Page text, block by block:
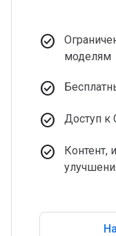
check_circle
моделям
check_circle
check_circle Доступ к
check_circle
Контент,